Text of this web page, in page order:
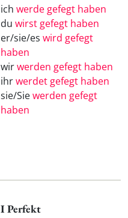
ich werde gefegt haben
du wirst gefegt haben
er/sie/es wird gefegt
haben
wirwerden gefegt haben
ihrwerdet gefegt haben
sie/Siewerden gefegt
haben
I Perfekt